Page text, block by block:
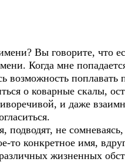
Вы говорите, что
Когда мне
возможность поплавать
о коварные скалы,
и даже
согласиться.
не
то конкретное имя,
жизненных